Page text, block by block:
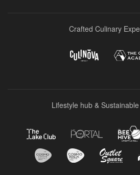
Crafted Culinary
Lifestyle hub &